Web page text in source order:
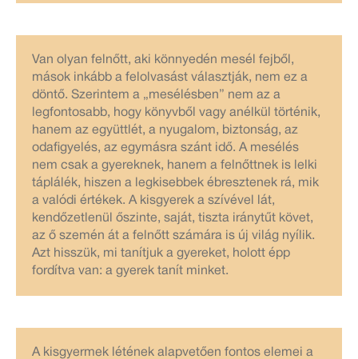
Van olyan felnőtt, aki könnyedén mesél fejből,
mások inkább a felolvasást választják, nem ez a
döntő. Szerintem a „mesélésben” nem az a
legfontosabb, hogy könyvből vagy anélkül történik,
hanem az együttlét, a nyugalom, biztonság, az
odafigyelés, az egymásra szánt idő. A mesélés
nem csak a gyereknek, hanem a felnőttnek is lelki
táplálék, hiszen a legkisebbek ébresztenek rá, mik
a valódi értékek. A kisgyerek a szívével lát,
kendőzetlenül őszinte, saját, tiszta iránytűt követ,
az ő szemén át a felnőtt számára is új világ nyílik.
Azt hisszük, mi tanítjuk a gyereket, holott épp
fordítva van: a gyerek tanít minket.
A kisgyermek létének alapvetően fontos elemei a